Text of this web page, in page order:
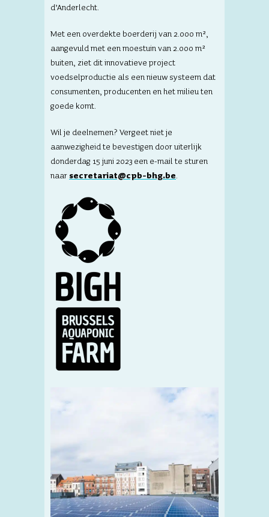
d’Anderlecht.
Met een overdekte boerderij van 2.000 m²,
aangevuld met een moestuin van 2.000 m²
buiten, ziet dit innovatieve project
voedselproductie als een nieuw systeem dat
consumenten, producenten en het milieu ten
goede komt.
Wil je deelnemen? Vergeet niet je
aanwezigheid te bevestigen door uiterlijk
donderdag 15 juni 2023 een e-mail te sturen
naar secretariat@cpb-bhg.be.